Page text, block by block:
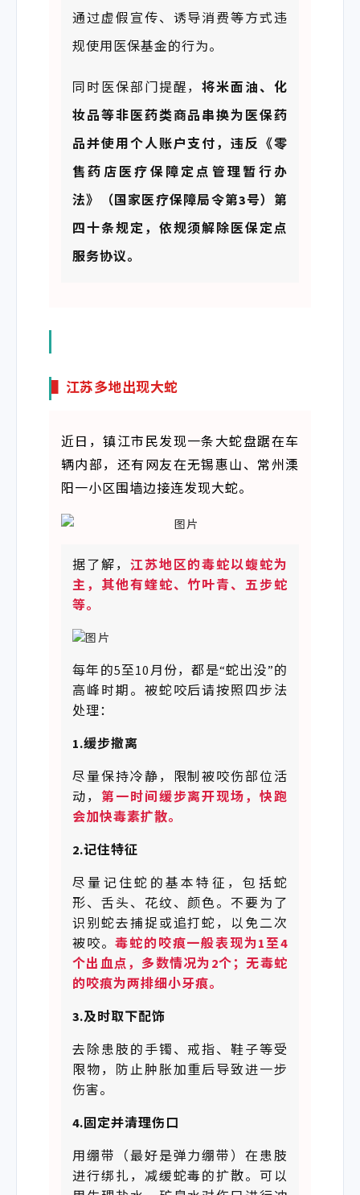
通过虚假宣传、诱导消费等方式违
规使用医保基金的行为。
同时医保部门提醒，将米面油、化
妆品等非医药类商品串换为医保药
品并使用个人账户支付，违反《零
售药店医疗保障定点管理暂行办
法》（国家医疗保障局令第3号）第
四十条规定， 依规须解除医保定点
服务协议。
▌江苏多地出现大蛇
近日，镇江市民发现一条大蛇盘踞在车
辆内部，还有网友在无锡惠山、 常州溧
阳一小区围墙边接连发现大蛇。
据了解， 江苏地区的毒蛇以蝮蛇为
主，其他有蝰蛇、竹叶青、五步蛇
等。
每年的5至10月份，都是“蛇出没”的
高峰时期。被蛇咬后请按照四步法
处理：
1.缓步撤离
尽量保持冷静，限制被咬伤部位活
动， 第一时间缓步离开现场，快跑
会加快毒素扩散。
2.记住特征
尽量记住蛇的基本特征，包括蛇
形、舌头、花纹、颜色。不要为了
识别蛇去捕捉或追打蛇，以免二次
被咬。毒蛇的咬痕一般表现为1至4
个出血点，多数情况为2个；无毒蛇
的咬痕为两排细小牙痕。
3.及时取下配饰
去除患肢的手镯、戒指、鞋子等受
限物，防止肿胀加重后导致进一步
伤害。
4.固定并清理伤口
用绷带（最好是弹力绷带）在患肢
进行绑扎，减缓蛇毒的扩散。可以